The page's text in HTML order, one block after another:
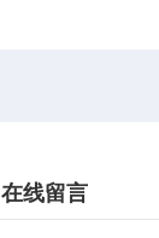
在线留言